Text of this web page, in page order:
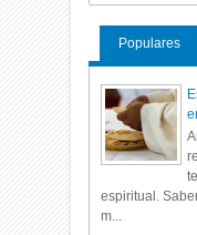
Populares
espiritual.
m...